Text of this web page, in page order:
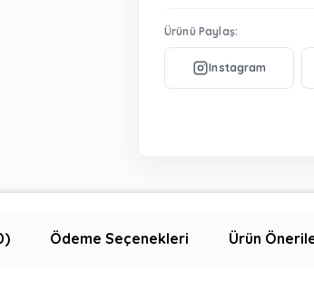
Ürünü Paylaş:
Ödeme Seçenekleri Ürün